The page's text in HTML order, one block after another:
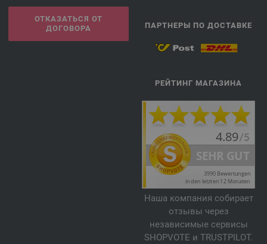
ОТКАЗАТЬСЯ ОТ
ДОГОВОРА
ПАРТНЕРЫ ПО ДОСТАВКЕ
РЕЙТИНГ МАГАЗИНА
Наша компания собирает
отзывы через
независимые сервисы
SHOPVOTE и TRUSTPILOT.